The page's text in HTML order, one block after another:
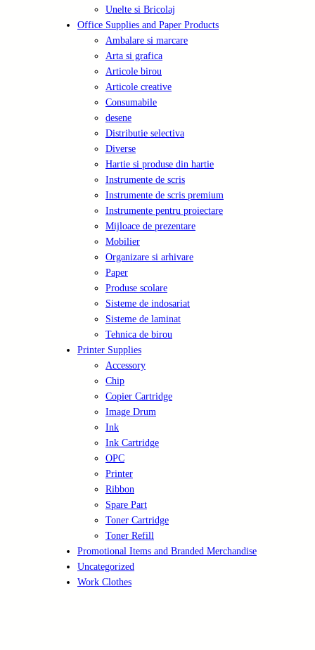
Unelte si Bricolaj
Office Supplies and Paper Products
Ambalare si marcare
Arta si grafica
Articole birou
Articole creative
Consumabile
desene
Distributie selectiva
Diverse
Hartie si produse din hartie
Instrumente de scris
Instrumente de scris premium
Instrumente pentru proiectare
Mijloace de prezentare
Mobilier
Organizare si arhivare
Paper
Produse scolare
Sisteme de indosariat
Sisteme de laminat
Tehnica de birou
Printer Supplies
Accessory
Chip
Copier Cartridge
Image Drum
Ink
Ink Cartridge
OPC
Printer
Ribbon
Spare Part
Toner Cartridge
Toner Refill
Promotional Items and Branded Merchandise
Uncategorized
Work Clothes